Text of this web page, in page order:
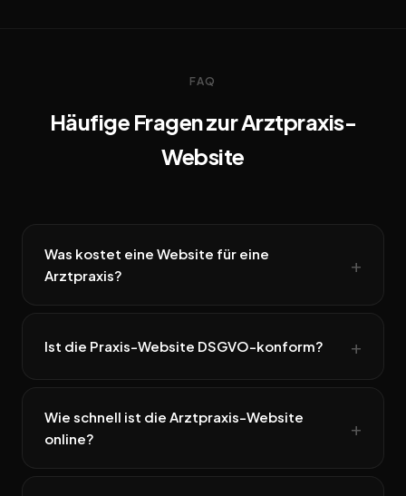
FAQ
Häufige Fragen zur Arztpraxis-
Website
Was kostet eine Website für eine
Arztpraxis?
Ist die Praxis-Website DSGVO-konform?
Wie schnell ist die Arztpraxis-Website
online?